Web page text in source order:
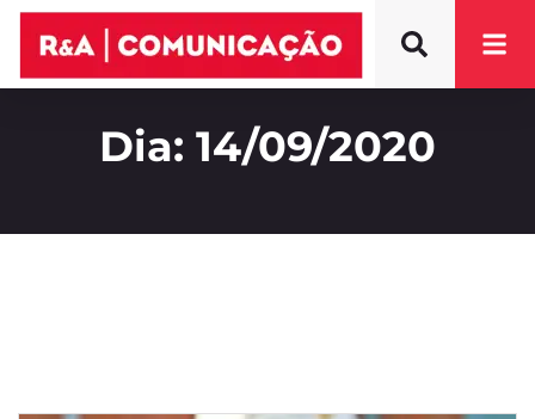
Dia: 14/09/2020